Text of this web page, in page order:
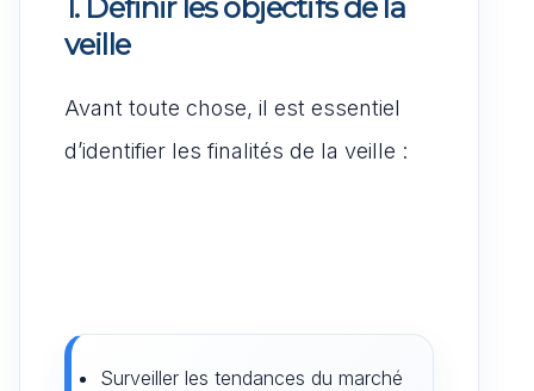
1. Définir les objectifs de la
veille
Avant toute chose, il est essentiel
d’identifier les finalités de la veille :
Surveiller les tendances du marché